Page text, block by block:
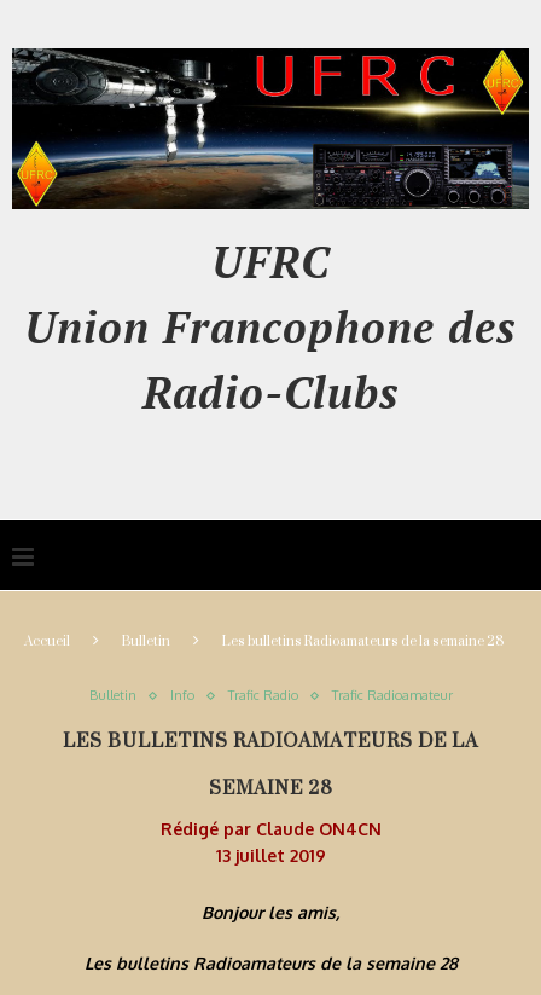
UFRC
Union Francophone des
Radio-Clubs
Accueil Bulletin Les bulletins Radioamateurs de la semaine 28
Bulletin Info Trafic Radio Trafic Radioamateur
LES BULLETINS RADIOAMATEURS DE LA
SEMAINE 28
Rédigé par Claude ON4CN
13 juillet 2019
Bonjour les amis,
Les bulletins Radioamateurs de la semaine 28